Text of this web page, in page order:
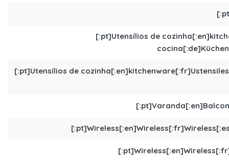
[:pt]Utensílios de
[:pt]Utensílios de